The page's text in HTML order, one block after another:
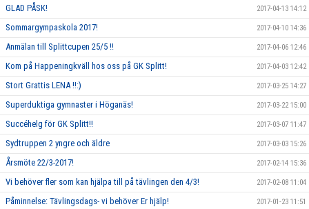
GLAD PÅSK! 2017-04-13 14:12
Sommargympaskola 2017! 2017-04-10 14:36
Anmälan till Splittcupen 25/5 !! 2017-04-06 12:46
Kom på Happeningkväll hos oss på GK Splitt! 2017-04-03 12:42
Stort Grattis LENA !!:) 2017-03-25 14:27
Superduktiga gymnaster i Höganäs! 2017-03-22 15:00
Succéhelg för GK Splitt!! 2017-03-07 11:47
Sydtruppen 2 yngre och äldre 2017-03-03 15:26
Årsmöte 22/3-2017! 2017-02-14 15:36
Vi behöver fler som kan hjälpa till på tävlingen den 4/3! 2017-02-08 11:04
Påminnelse: Tävlingsdags- vi behöver Er hjälp! 2017-01-23 11:51